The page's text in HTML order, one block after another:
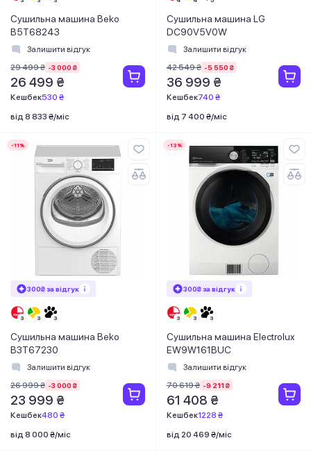
Сушильна машина Beko
B5T68243
Залишити відгук
29 499 ₴ -3 000 ₴
26 499 ₴
Кешбек530 ₴
від 8 833 ₴/міс
Сушильна машина LG
DC90V5V0W
Залишити відгук
42 549 ₴ -5 550 ₴
36 999 ₴
Кешбек740 ₴
від 7 400 ₴/міс
-11%
300₴ за відгук
Сушильна машина Beko
B3T67230
Залишити відгук
26 999 ₴ -3 000 ₴
23 999 ₴
Кешбек480 ₴
від 8 000 ₴/міс
-13%
300₴ за відгук
Сушильна машина Electrolux
EW9W161BUC
Залишити відгук
70 619 ₴ -9 211 ₴
61 408 ₴
Кешбек1228 ₴
від 20 469 ₴/міс